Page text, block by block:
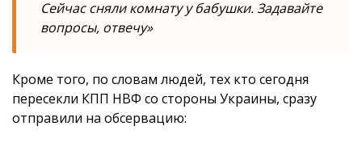
Сейчас сняли комнату у бабушки. Задавайте
вопросы, отвечу»
Кроме того, по словам людей, тех кто сегодня
пересекли КПП НВФ со стороны Украины, сразу
отправили на обсервацию: